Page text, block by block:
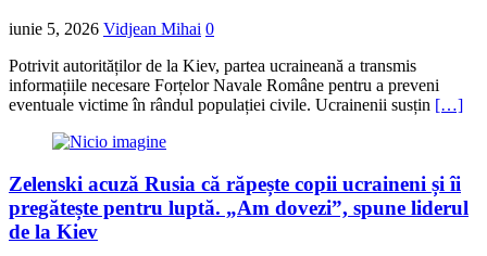
iunie 5, 2026 Vidjean Mihai 0
Potrivit autorităților de la Kiev, partea ucraineană a transmis
informațiile necesare Forțelor Navale Române pentru a preveni
eventuale victime în rândul populației civile. Ucrainenii susțin […]
Zelenski acuză Rusia că răpește copii ucraineni și îi
pregătește pentru luptă. „Am dovezi”, spune liderul
de la Kiev